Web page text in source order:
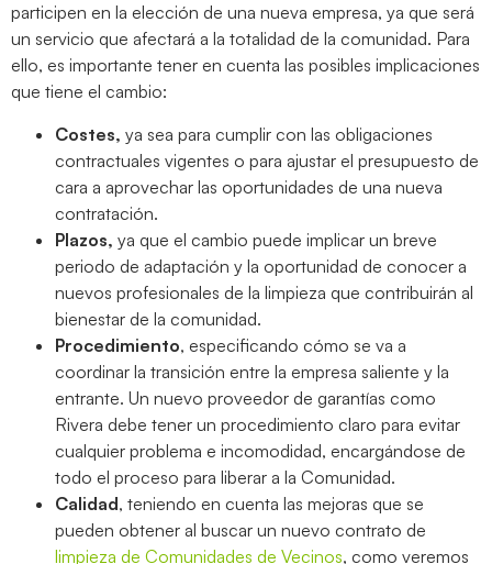
participen en la elección de una nueva empresa, ya que será
un servicio que afectará a la totalidad de la comunidad. Para
ello, es importante tener en cuenta las posibles implicaciones
que tiene el cambio:
Costes, ya sea para cumplir con las obligaciones
contractuales vigentes o para ajustar el presupuesto de
cara a aprovechar las oportunidades de una nueva
contratación.
Plazos, ya que el cambio puede implicar un breve
periodo de adaptación y la oportunidad de conocer a
nuevos profesionales de la limpieza que contribuirán al
bienestar de la comunidad.
Procedimiento, especificando cómo se va a
coordinar la transición entre la empresa saliente y la
entrante. Un nuevo proveedor de garantías como
Rivera debe tener un procedimiento claro para evitar
cualquier problema e incomodidad, encargándose de
todo el proceso para liberar a la Comunidad.
Calidad, teniendo en cuenta las mejoras que se
pueden obtener al buscar un nuevo contrato de
limpieza de Comunidades de Vecinos, como veremos